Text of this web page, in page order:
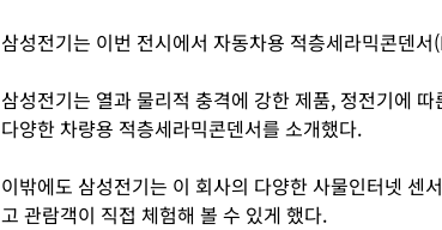
삼성전기는 이번 전시에서 자동차용 적층세라믹콘덴서
삼성전기는 열과 물리적 충격에 강한 제품, 정전기에
다양한 차량용 적층세라믹콘덴서를 소개했다.
이밖에도 삼성전기는 이 회사의 다양한 사물인터넷 센
고 관람객이 직접 체험해 볼 수 있게 했다.